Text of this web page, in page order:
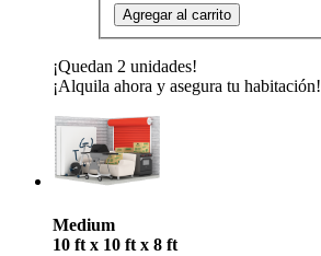
Agregar al carrito
¡Quedan 2 unidades!
¡Alquila ahora y asegura tu habitación!
Medium
10 ft x 10 ft x 8 ft